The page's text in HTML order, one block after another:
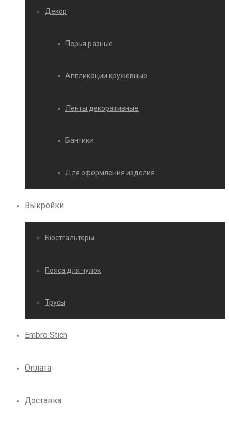
Декор
Перья разные
Аппликации кружевные
Ленты декоративные
Бантики
Для оформления изделия
Выкройки
Бюстгальтеры
Пояса для чулок
Трусы
Embro Stich
Оплата
Доставка